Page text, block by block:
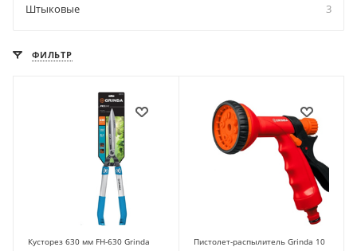
Штыковые 3
ФИЛЬТР
Кусторез 630 мм FH-630 Grinda
Пистолет-распылитель Grinda 10